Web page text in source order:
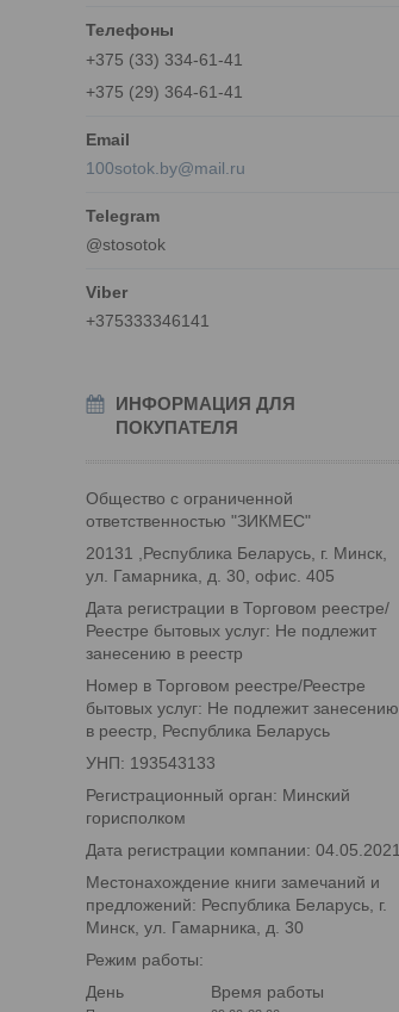
+375 (33) 334-61-41
+375 (29) 364-61-41
100sotok.by@mail.ru
@stosotok
+375333346141
ИНФОРМАЦИЯ ДЛЯ
ПОКУПАТЕЛЯ
Общество с ограниченной
ответственностью "ЗИКМЕС"
20131 ,Республика Беларусь, г. Минск,
ул. Гамарника, д. 30, офис. 405
Дата регистрации в Торговом реестре/
Реестре бытовых услуг: Не подлежит
занесению в реестр
Номер в Торговом реестре/Реестре
бытовых услуг: Не подлежит занесению
в реестр, Республика Беларусь
УНП: 193543133
Регистрационный орган: Минский
горисполком
Дата регистрации компании: 04.05.2021
Местонахождение книги замечаний и
предложений: Республика Беларусь, г.
Минск, ул. Гамарника, д. 30
Режим работы:
День
Время работы